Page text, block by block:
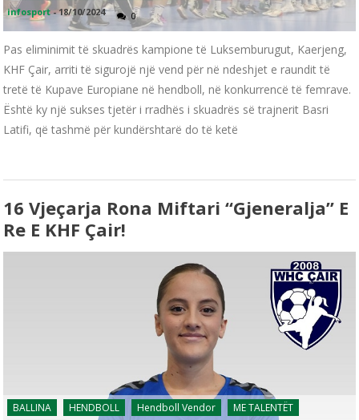
infosport -18/10/2024 0
Pas eliminimit të skuadrës kampione të Luksemburugut, Kaerjeng,
KHF Çair, arriti të sigurojë një vend për në ndeshjet e raundit të
tretë të Kupave Europiane në hendboll, në konkurrencë të femrave.
Është ky një sukses tjetër i rradhës i skuadrës së trajnerit Basri
Latifi, që tashmë për kundërshtarë do të ketë
16 Vjeçarja Rona Miftari “gjeneralja” E
Re E KHF Çair!
BALLINA HENDBOLL Hendboll Vendor
ME TALENTËT